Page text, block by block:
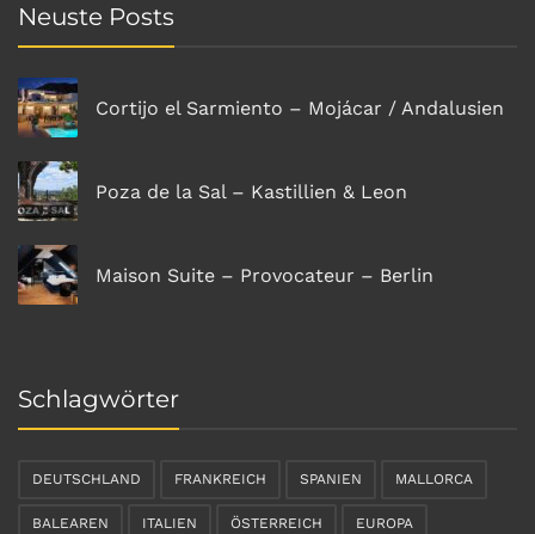
Neuste Posts
Cortijo el Sarmiento – Mojácar / Andalusien
Poza de la Sal – Kastillien & Leon
Maison Suite – Provocateur – Berlin
Schlagwörter
DEUTSCHLAND FRANKREICH SPANIEN MALLORCA
BALEAREN ITALIEN ÖSTERREICH EUROPA